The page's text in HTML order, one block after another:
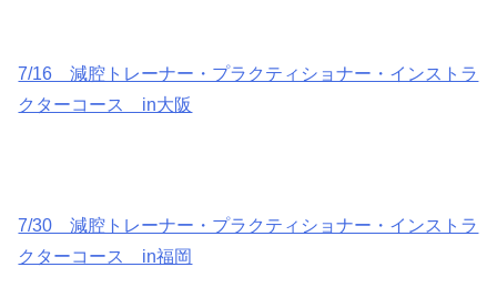
7/16 減腔トレーナー・プラクティショナー・インストラ
クターコース in大阪
7/30 減腔トレーナー・プラクティショナー・インストラ
クターコース in福岡